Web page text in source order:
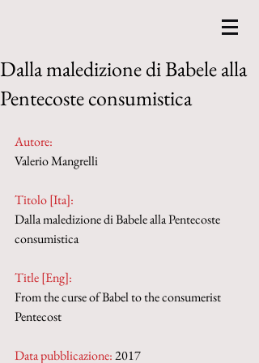
Dalla maledizione di Babele alla
Pentecoste consumistica
Autore:
Valerio Mangrelli
Titolo [Ita]:
Dalla maledizione di Babele alla Pentecoste
consumistica
Title [Eng]:
From the curse of Babel to the consumerist
Pentecost
Data pubblicazione: 2017